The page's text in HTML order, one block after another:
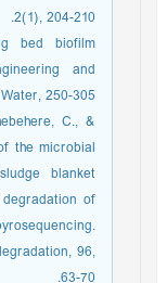
2(1), 204-210.
bed biofilm
and
250-305.
C., &
the microbial
blanket
of
96,